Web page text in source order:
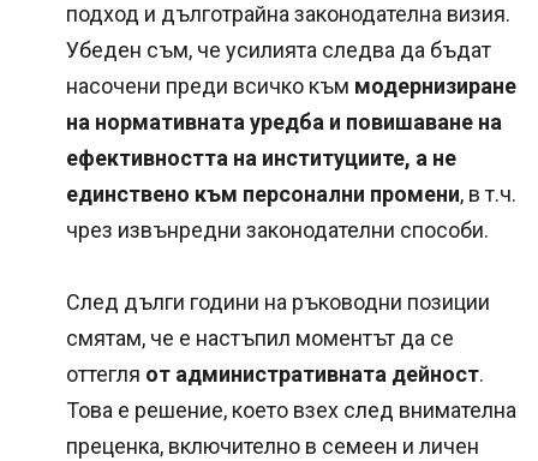
подход и дълготрайна законодателна визия.
Убеден съм, че усилията следва да бъдат
насочени преди всичко към модернизиране
на нормативната уредба и повишаване на
ефективността на институциите, а не
единствено към персонални промени, в т.ч.
чрез извънредни законодателни способи.
След дълги години на ръководни позиции
смятам, че е настъпил моментът да се
оттегля от административната дейност.
Това е решение, което взех след внимателна
преценка, включително в семеен и личен